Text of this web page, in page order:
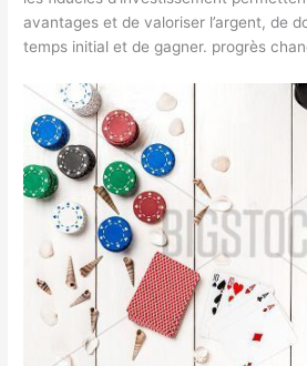
avantages et de valoriser l’argent, de
temps initial et de gagner. progrès